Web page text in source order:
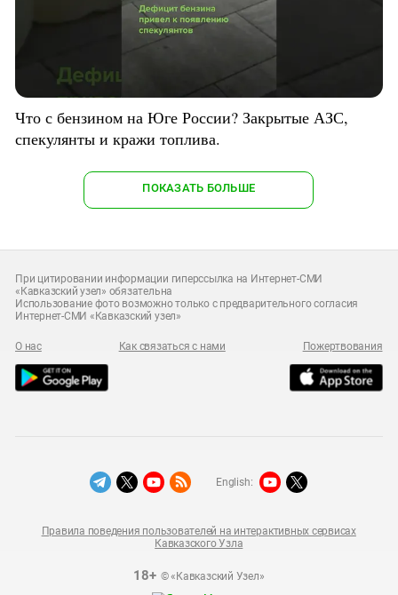
Что с бензином на Юге России? Закрытые АЗС,
спекулянты и кражи топлива.
ПОКАЗАТЬ БОЛЬШЕ
При цитировании информации гиперссылка на Интернет-СМИ
«Кавказский узел» обязательна
Использование фото возможно только с предварительного согласия
Интернет-СМИ «Кавказский узел»
О нас Как связаться с нами Пожертвования
18+© «Кавказский Узел»
Правила поведения пользователей на интерактивных сервисах
Кавказского Узла
English: